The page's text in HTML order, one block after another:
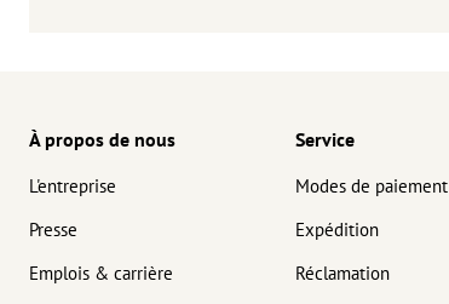
À propos de nous
L'entreprise
Presse
Emplois & carrière
Service
Modes de paiement
Expédition
Réclamation